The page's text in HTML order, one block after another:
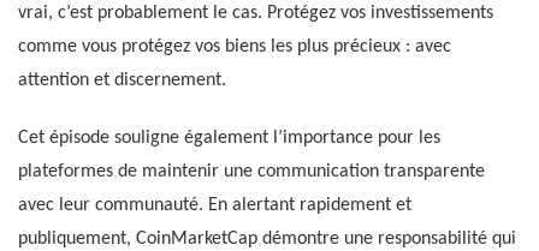
vrai, c’est probablement le cas. Protégez vos investissements
comme vous protégez vos biens les plus précieux : avec
attention et discernement.
Cet épisode souligne également l’importance pour les
plateformes de maintenir une communication transparente
avec leur communauté. En alertant rapidement et
publiquement, CoinMarketCap démontre une responsabilité qui